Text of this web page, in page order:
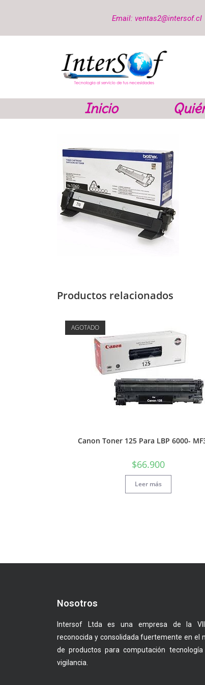
Email: ventas2@intersof.cl
Inicio
Productos relacionados
AGOTADO
Canon Toner 125 Para LBP 6000-
$66.900
Leer más
Nosotros
Intersof Ltda es una empresa de la
reconocida y consolidada fuertemente en el
de productos para computación
vigilancia.